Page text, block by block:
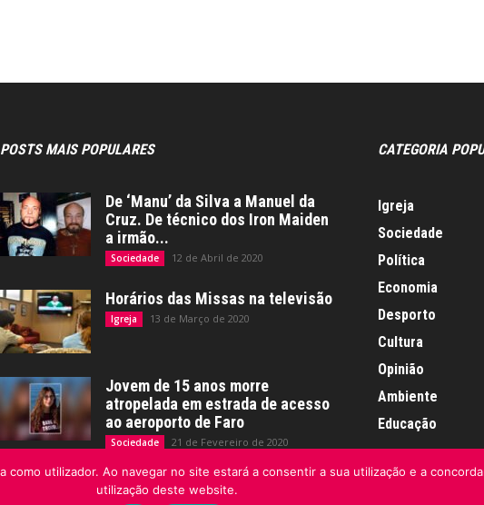
POSTS MAIS POPULARES
De ‘Manu’ da Silva a Manuel da
Cruz. De técnico dos Iron Maiden
a irmão...
Sociedade 12 de Abril de 2020
Horários das Missas na televisão
Igreja 13 de Março de 2020
Jovem de 15 anos morre
atropelada em estrada de acesso
ao aeroporto de Faro
Sociedade 21 de Fevereiro de 2020
CATEGORIA
Igreja
Sociedade
Política
Economia
Desporto
Cultura
Opinião
Ambiente
Educação
utilizador. Ao navegar no site estará a consentir a sua utilização e a
utilização deste website.